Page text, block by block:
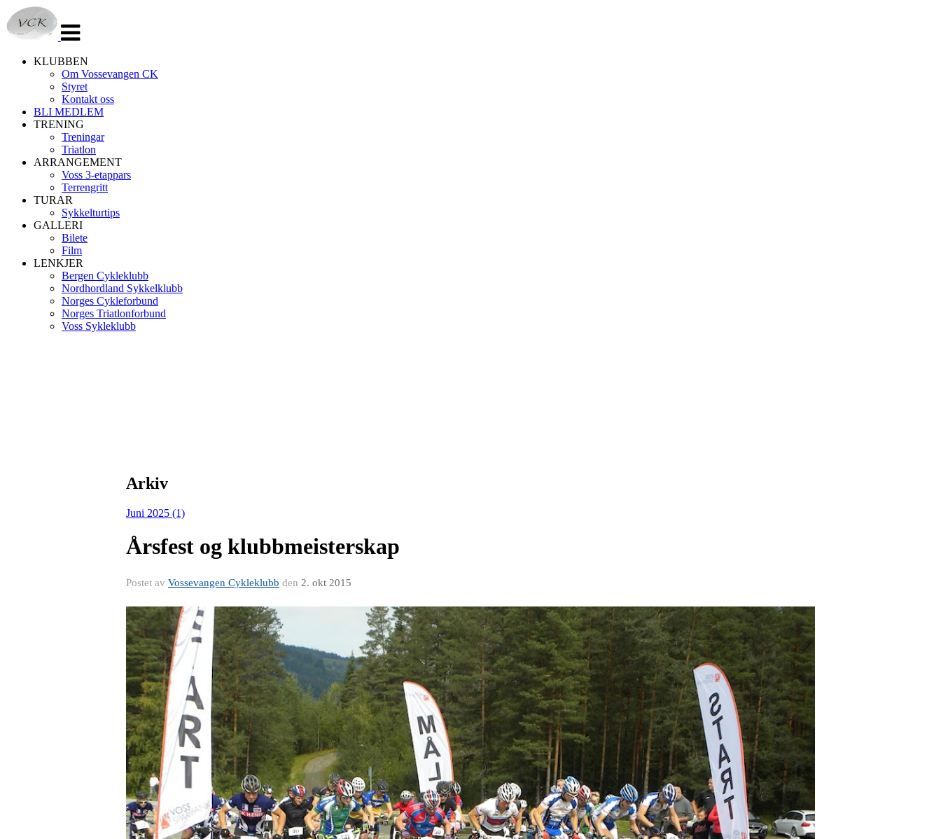
navigasjon
KLUBBEN
Om Vossevangen CK
Styret
Kontakt oss
BLI MEDLEM
TRENING
Treningar
Triatlon
ARRANGEMENT
Voss 3-etappars
Terrengritt
TURAR
Sykkelturtips
GALLERI
Bilete
Film
LENKJER
Bergen Cykleklubb
Nordhordland Sykkelklubb
Norges Cykleforbund
Norges Triatlonforbund
Voss Sykleklubb
Arkiv
Juni 2025 (1)
Årsfest og klubbmeisterskap
Postet av Vossevangen Cykleklubb den 2. okt 2015